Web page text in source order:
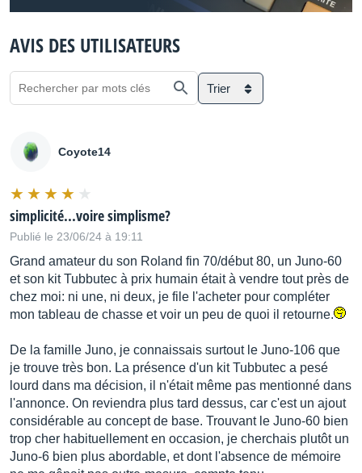
AVIS DES UTILISATEURS
Trier
Coyote14
simplicité...voire simplisme?
Publié le 23/06/24 à 19:11
Grand amateur du son Roland fin 70/début 80, un Juno-60
et son kit Tubbutec à prix humain était à vendre tout près de
chez moi: ni une, ni deux, je file l'acheter pour compléter
mon tableau de chasse et voir un peu de quoi il retourne.
De la famille Juno, je connaissais surtout le Juno-106 que
je trouve très bon. La présence d'un kit Tubbutec a pesé
lourd dans ma décision, il n'était même pas mentionné dans
l'annonce. On reviendra plus tard dessus, car c'est un ajout
considérable au concept de base. Trouvant le Juno-60 bien
trop cher habituellement en occasion, je cherchais plutôt un
Juno-6 bien plus abordable, et dont l'absence de mémoire